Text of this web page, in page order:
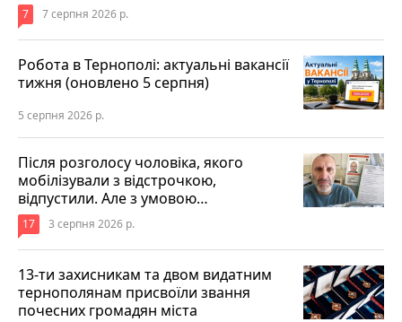
7 7 серпня 2026 р.
Робота в Тернополі: актуальні вакансії
тижня (оновлено 5 серпня)
5 серпня 2026 р.
Після розголосу чоловіка, якого
мобілізували з відстрочкою,
відпустили. Але з умовою…
17 3 серпня 2026 р.
13-ти захисникам та двом видатним
тернополянам присвоїли звання
почесних громадян міста